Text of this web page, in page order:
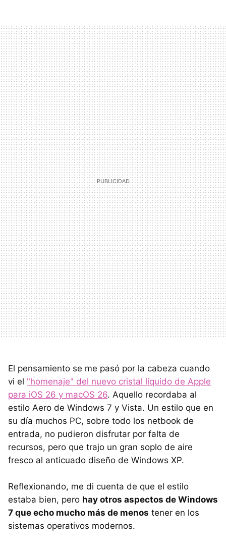
El pensamiento se me pasó por la cabeza cuando
vi el "homenaje" del nuevo cristal líquido de Apple
para iOS 26 y macOS 26. Aquello recordaba al
estilo Aero de Windows 7 y Vista. Un estilo que en
su día muchos PC, sobre todo los netbook de
entrada, no pudieron disfrutar por falta de
recursos, pero que trajo un gran soplo de aire
fresco al anticuado diseño de Windows XP.
Reflexionando, me di cuenta de que el estilo
estaba bien, pero hay otros aspectos de Windows
7 que echo mucho más de menos tener en los
sistemas operativos modernos.